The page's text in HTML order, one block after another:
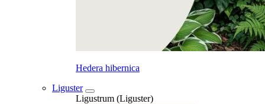
Hedera hibernica
Liguster
Ligustrum (Liguster)